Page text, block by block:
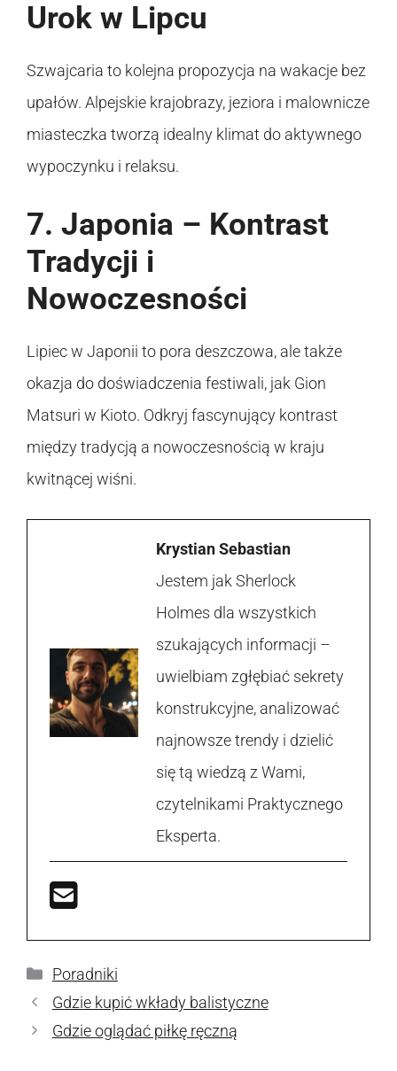
Urok w Lipcu
Szwajcaria to kolejna propozycja na wakacje bez
upałów. Alpejskie krajobrazy, jeziora i malownicze
miasteczka tworzą idealny klimat do aktywnego
wypoczynku i relaksu.
7. Japonia – Kontrast
Tradycji i
Nowoczesności
Lipiec w Japonii to pora deszczowa, ale także
okazja do doświadczenia festiwali, jak Gion
Matsuri w Kioto. Odkryj fascynujący kontrast
między tradycją a nowoczesnością w kraju
kwitnącej wiśni.
Krystian Sebastian
Jestem jak Sherlock
Holmes dla wszystkich
szukających informacji –
uwielbiam zgłębiać sekrety
konstrukcyjne, analizować
najnowsze trendy i dzielić
się tą wiedzą z Wami,
czytelnikami Praktycznego
Eksperta.
Kategorie
Poradniki
Gdzie kupić wkłady balistyczne
Gdzie oglądać piłkę ręczną